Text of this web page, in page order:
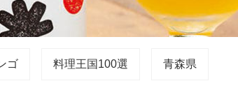
ゴ 料理王国100選 青森県